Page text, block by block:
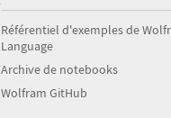
Référentiel d'exemples de
Language
Archive de notebooks
Wolfram GitHub